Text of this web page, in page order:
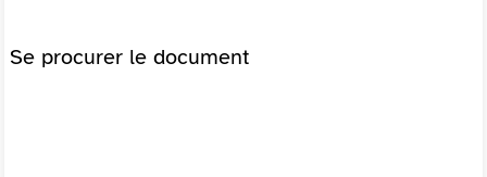
Se procurer le document